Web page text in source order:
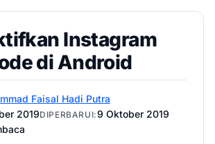
Instagram
di Android
Faisal Hadi Putra
2019DIPERBARUI:9 Oktober 2019